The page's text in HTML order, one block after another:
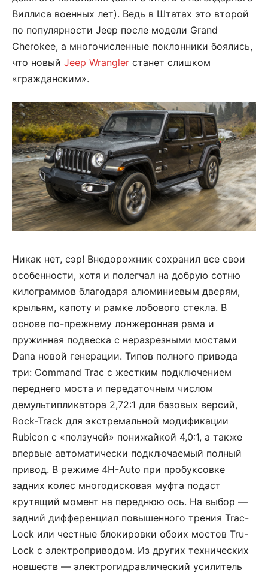
Виллиса военных лет). Ведь в Штатах это второй
по популярности Jeep после модели Grand
Cherokee, а многочисленные поклонники боялись,
что новый Jeep Wrangler станет слишком
«гражданским».
Никак нет, сэр! Внедорожник сохранил все свои
особенности, хотя и полегчал на добрую сотню
килограммов благодаря алюминиевым дверям,
крыльям, капоту и рамке лобового стекла. В
основе по-прежнему лонжеронная рама и
пружинная подвеска с неразрезными мостами
Dana новой генерации. Типов полного привода
три: Command Trac с жестким подключением
переднего моста и передаточным числом
демультипликатора 2,72:1 для базовых версий,
Rock-Track для экстремальной модификации
Rubicon с «ползучей» понижайкой 4,0:1, а также
впервые автоматически подключаемый полный
привод. В режиме 4H-Auto при пробуксовке
задних колес многодисковая муфта подаст
крутящий момент на переднюю ось. На выбор —
задний дифференциал повышенного трения Trac-
Lock или честные блокировки обоих мостов Tru-
Lock с электроприводом. Из других технических
новшеств — электрогидравлический усилитель